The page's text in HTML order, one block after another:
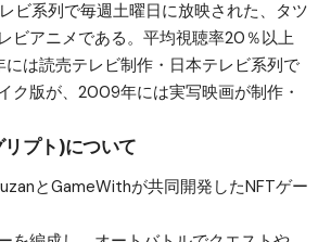
ビ系列で毎週土曜日に放映された、タツ
ビアニメである。平均視聴率20％以上
は読売テレビ制作・日本テレビ系列で
ク版が、2009年には実写映画が制作・
リプト)について
とGameWithが共同開発したNFTゲー